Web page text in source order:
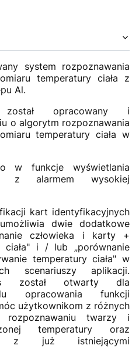
system rozpoznawania
temperatury ciała z
Al.
został opracowany i
o algorytm rozpoznawania
temperatury ciała w
w funkcje wyświetlania
z alarmem wysokiej
kart identyfikacyjnych
dwie dodatkowe
człowieka i karty +
ciała" i / lub „porównanie
temperatury ciała" w
scenariuszy aplikacji.
został otwarty dla
opracowania funkcji
użytkownikom z różnych
twarzy i
temperatury oraz
z już istniejącymi